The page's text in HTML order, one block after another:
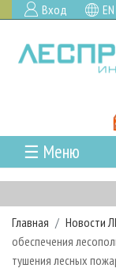
Вход EN
☰ Меню
ГЛАВНАЯ
РУБРИКИ И ТЕМЫ
РУБРИКИ
ЛЕСНОЕ
НОВОСТИ
КАЛЕНДАРЬ
ПРОЕКТЫ ЛПИ
Главная Новости
обеспечения
тушения лесных